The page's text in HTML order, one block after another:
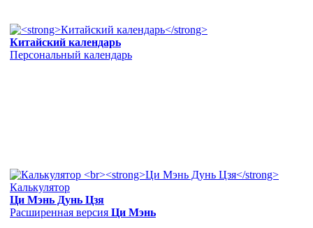
Китайский календарь
Персональный календарь
Калькулятор
Ци Мэнь Дунь Цзя
Расширенная версия Ци Мэнь